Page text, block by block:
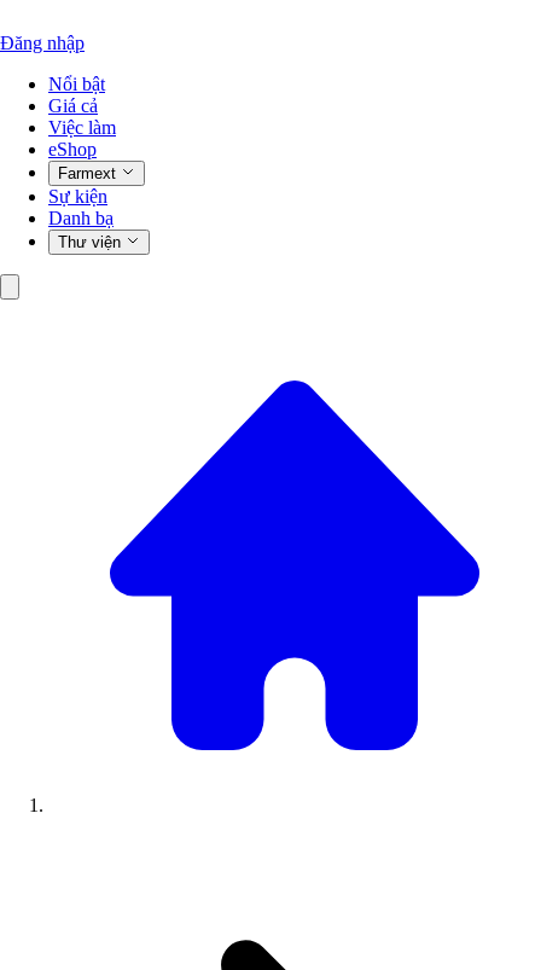
Đăng nhập
Nổi bật
Giá cả
Việc làm
eShop
Farmext
Sự kiện
Danh bạ
Thư viện